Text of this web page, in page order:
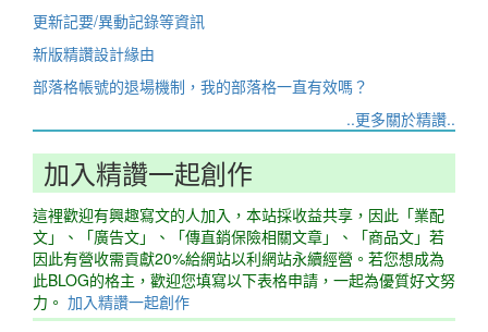
更新記要/異動記錄等資訊
新版精讚設計緣由
部落格帳號的退場機制，我的部落格一直有效嗎？
..更多關於精讚..
加入精讚一起創作
這裡歡迎有興趣寫文的人加入，本站採收益共享，因此「業配
文」、「廣告文」、「傳直銷保險相關文章」、「商品文」若
因此有營收需貢獻20%給網站以利網站永續經營。若您想成為
此BLOG的格主，歡迎您填寫以下表格申請，一起為優質好文努
力。 加入精讚一起創作